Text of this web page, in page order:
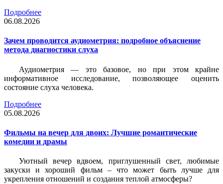
Подробнее
06.08.2026
Зачем проводится аудиометрия: подробное объяснение
метода диагностики слуха
Аудиометрия — это базовое, но при этом крайне
информативное исследование, позволяющее оценить
состояние слуха человека.
Подробнее
05.08.2026
Фильмы на вечер для двоих: Лучшие романтические
комедии и драмы
Уютный вечер вдвоем, приглушенный свет, любимые
закуски и хороший фильм – что может быть лучше для
укрепления отношений и создания теплой атмосферы?